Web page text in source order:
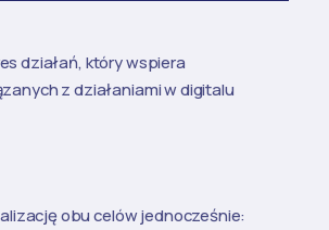
działań, który wspiera
z działaniami w digitalu
obu celów jednocześnie: